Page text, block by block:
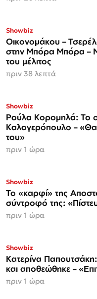
Showbiz
Οικονομάκου –
στην Μπόρα Μπόρα –
του μέλιτος
πριν 38 λεπτά
Showbiz
Ρούλα Κορομηλά: Το
Καλογερόπουλο –
του»
πριν 1 ώρα
Showbiz
Το «καρφί» της
σύντροφό της:
πριν 1 ώρα
Showbiz
Κατερίνα
και αποθεώθηκε –
πριν 1 ώρα